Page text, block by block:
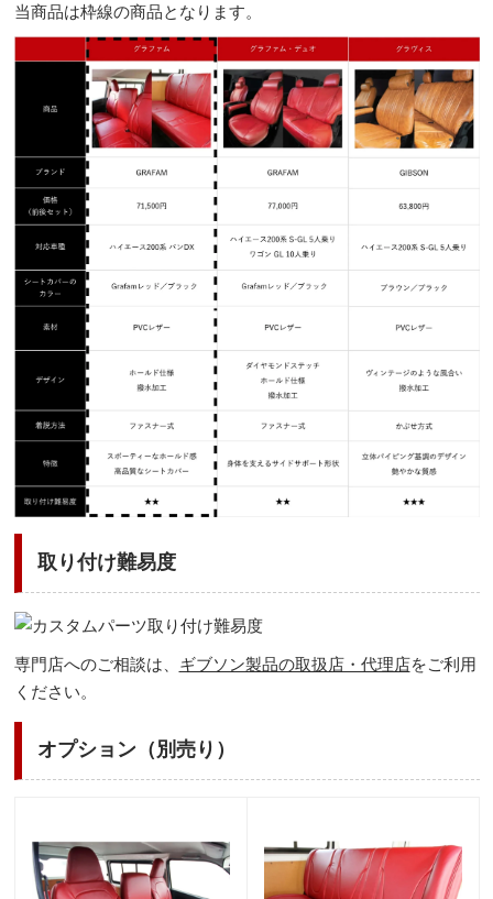
当商品は枠線の商品となります。
取り付け難易度
専門店へのご相談は、 ギブソン製品の取扱店・代理店をご利用
ください。
オプション（別売り）